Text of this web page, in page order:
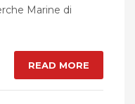
Marine di
READ MORE